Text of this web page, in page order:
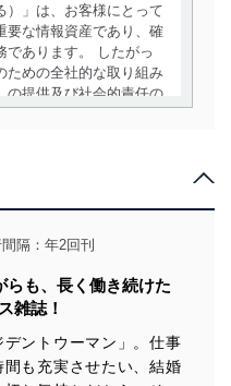
）」は、お客様にとって
要な情報資産であり、確
であります。 したがっ
ための全社的な取り組み
の提供及び社会的責任の
を得たうえで利用目的の
正な手段によって取
、当社が保有している
外利用、第三者への提
おいてはこれらの取り組
の教育を徹底してまいり
ないために、適切な管理
隔：年2回刊
らも、長く働き続けた
雑誌！
ントウーマン」。仕事
も充実させたい、結婚